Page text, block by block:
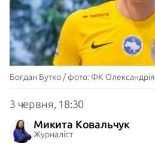
Богдан Бутко / фото: ФК Олександрія
3 червня, 18:30
Микита Ковальчук
Журналіст